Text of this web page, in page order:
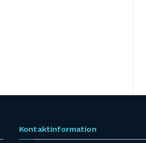
Kontaktinformation